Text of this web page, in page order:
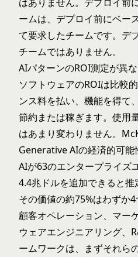
ームは、デプロイ前にベー
て要求したチームです。デ
チームではありません。
AIパターンのROI測定が異
ソフトウェアのROIは比較
ンス料を払い、機能を得て
節約または稼ぎます。使用
はあまり変わりません。
Generative AIの経済的可能
AIが63のエンタープライズ
4.4兆ドルを追加できると推
その価値の約75%はわずか
顧客オペレーション、マー
ウェアエンジニアリング、
ームワークは、まずそれら